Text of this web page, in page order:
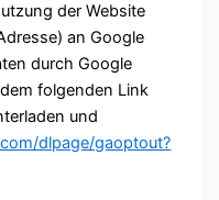
der Website
an Google
durch Google
folgenden Link
und
dlpage/gaoptout?